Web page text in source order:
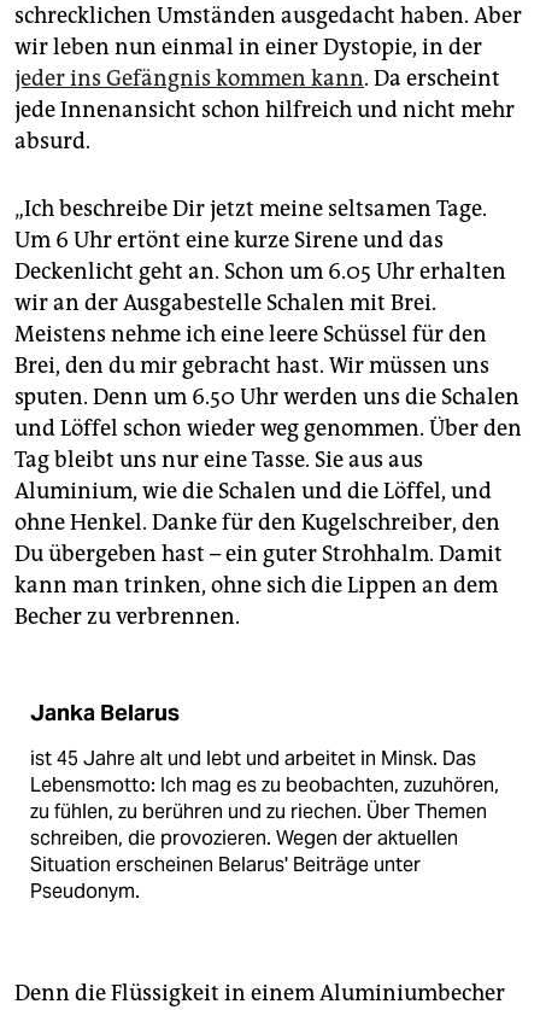
schrecklichen Umständen ausgedacht haben. Aber
wir leben nun einmal in einer Dystopie, in der
jeder ins Gefängnis kommen kann. Da erscheint
jede Innenansicht schon hilfreich und nicht mehr
absurd.
„Ich beschreibe Dir jetzt meine seltsamen Tage.
Um 6 Uhr ertönt eine kurze Sirene und das
Deckenlicht geht an. Schon um 6.05 Uhr erhalten
wir an der Ausgabestelle Schalen mit Brei.
Meistens nehme ich eine leere Schüssel für den
Brei, den du mir gebracht hast. Wir müssen uns
sputen. Denn um 6.50 Uhr werden uns die Schalen
und Löffel schon wieder weg genommen. Über den
Tag bleibt uns nur eine Tasse. Sie aus aus
Aluminium, wie die Schalen und die Löffel, und
ohne Henkel. Danke für den Kugelschreiber, den
Du übergeben hast – ein guter Strohhalm. Damit
kann man trinken, ohne sich die Lippen an dem
Becher zu verbrennen.
Janka Belarus
ist 45 Jahre alt und lebt und arbeitet in Minsk. Das
Lebensmotto: Ich mag es zu beobachten, zuzuhören,
zu fühlen, zu berühren und zu riechen. Über Themen
schreiben, die provozieren. Wegen der aktuellen
Situation erscheinen Belarus' Beiträge unter
Pseudonym.
Denn die Flüssigkeit in einem Aluminiumbecher